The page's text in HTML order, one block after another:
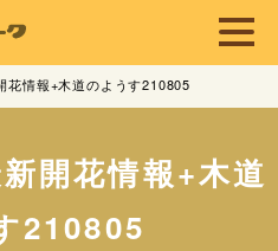
花情報+木道のようす210805
開花情報+木道
210805